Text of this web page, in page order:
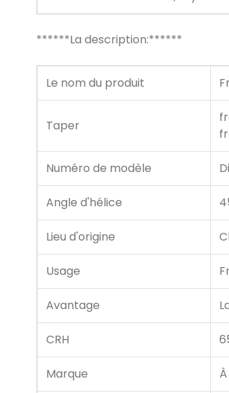
******La description:******
Le nom du produit
Taper
Numéro de modèle
Angle d'hélice
Lieu d'origine
Usage
Avantage
CRH
Marque